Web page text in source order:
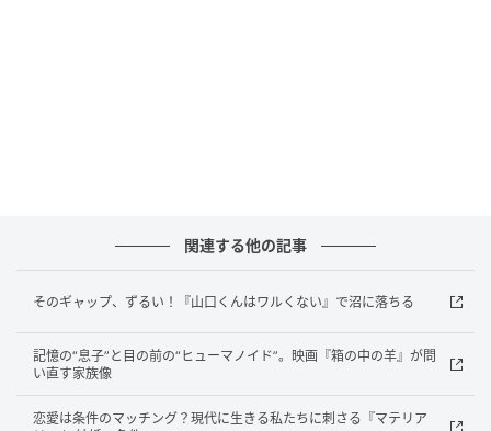
その中心にいるジェニファー・ローレンスの演技は凄
し”の体当たり演技。撮影当時、彼女自身も母であり、
妊娠中だったことが、この役の感覚にどこかで重なっ
ていたという事実も含めて、その痛いほどの生々しさ
関連する他の記事
そのギャップ、ずるい！『山口くんはワルくない』で沼に落ちる
記憶の“息子”と目の前の“ヒューマノイド”。映画『箱の中の羊』が問
い直す家族像
恋愛は条件のマッチング？現代に生きる私たちに刺さる『マテリア